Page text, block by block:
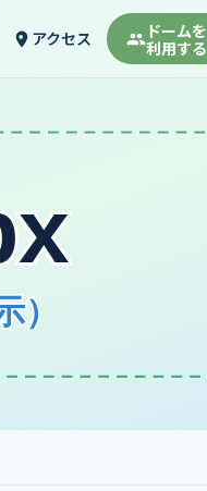
アクセス
ドームを
利用する